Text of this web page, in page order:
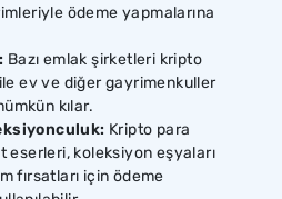
ödeme yapmalarına
Bazı emlak şirketleri kripto
ev ve diğer gayrimenkuller
kılar.
Kripto para
eserleri, koleksiyon eşyaları
fırsatları için ödeme